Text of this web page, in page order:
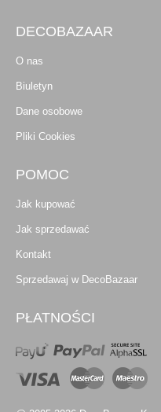
DECOBAZAAR
O nas
Biuletyn
Dane osobowe
Pliki Cookies
POMOC
Jak kupować
Jak sprzedawać
Kontakt
Sprzedawaj w DecoBazaar
PŁATNOŚCI